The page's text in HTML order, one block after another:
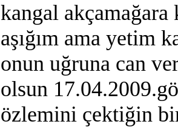
kangal
aşığım ama yetim
onun uğruna can
olsun
özlemini çektiğin